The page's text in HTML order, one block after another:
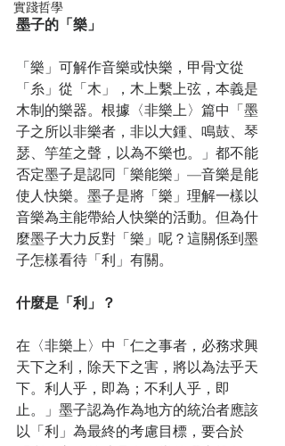
實踐哲學
墨子的「樂」
「樂」可解作音樂或快樂，甲骨文從
「糸」從「木」，木上繫上弦，本義是
木制的樂器。根據〈非樂上〉篇中「墨
子之所以非樂者，非以大鍾、鳴鼓、琴
瑟、竽笙之聲，以為不樂也。」都不能
否定墨子是認同「樂能樂」—音樂是能
使人快樂。墨子是將「樂」理解一樣以
音樂為主能帶給人快樂的活動。但為什
麼墨子大力反對「樂」呢？這關係到墨
子怎樣看待「利」有關。
什麼是「利」？
在〈非樂上〉中「仁之事者，必務求興
天下之利，除天下之害，將以為法乎天
下。利人乎，即為；不利人乎，即
止。」墨子認為作為地方的統治者應該
以「利」為最終的考慮目標，要合於